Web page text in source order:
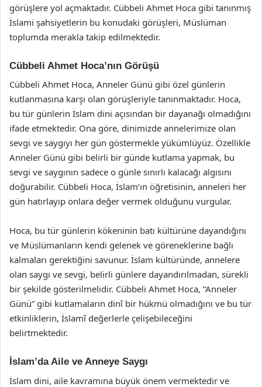
görüşlere yol açmaktadır. Cübbeli Ahmet Hoca gibi tanınmış
İslami şahsiyetlerin bu konudaki görüşleri, Müslüman
toplumda merakla takip edilmektedir.
Cübbeli Ahmet Hoca’nın Görüşü
Cübbeli Ahmet Hoca, Anneler Günü gibi özel günlerin
kutlanmasına karşı olan görüşleriyle tanınmaktadır. Hoca,
bu tür günlerin İslam dini açısından bir dayanağı olmadığını
ifade etmektedir. Ona göre, dinimizde annelerimize olan
sevgi ve saygıyı her gün göstermekle yükümlüyüz. Özellikle
Anneler Günü gibi belirli bir günde kutlama yapmak, bu
sevgi ve saygının sadece o günle sınırlı kalacağı algısını
doğurabilir. Cübbeli Hoca, İslam’ın öğretisinin, anneleri her
gün hatırlayıp onlara değer vermek olduğunu vurgular.
Hoca, bu tür günlerin kökeninin batı kültürüne dayandığını
ve Müslümanların kendi gelenek ve göreneklerine bağlı
kalmaları gerektiğini savunur. İslam kültüründe, annelere
olan saygı ve sevgi, belirli günlere dayandırılmadan, sürekli
bir şekilde gösterilmelidir. Cübbeli Ahmet Hoca, “Anneler
Günü” gibi kutlamaların dinî bir hükmü olmadığını ve bu tür
etkinliklerin, İslamî değerlerle çelişebileceğini
belirtmektedir.
İslam’da Aile ve Anneye Saygı
İslam dini, aile kavramına büyük önem vermektedir ve